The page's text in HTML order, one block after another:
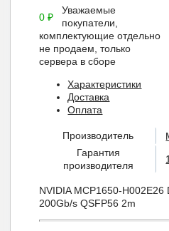
0₽
Уважаемые
покупатели,
комплектующие отдельно
не продаем, только
сервера в сборе
Характеристики
Доставка
Оплата
Производитель
Гарантия
производителя
NVIDIA MCP1650-H002E26
200Gb/s QSFP56 2m